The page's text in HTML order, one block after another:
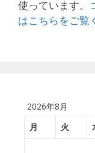
使っています。
はこちらをご覧
2026年8月
月
火